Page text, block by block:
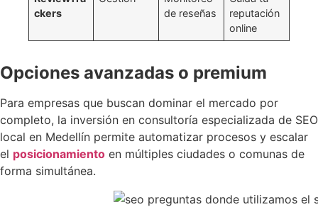
ckers
de reseñas
reputación
online
Opciones avanzadas o premium
Para empresas que buscan dominar el mercado por
completo, la inversión en consultoría especializada de SEO
local en Medellín permite automatizar procesos y escalar
el posicionamiento en múltiples ciudades o comunas de
forma simultánea.